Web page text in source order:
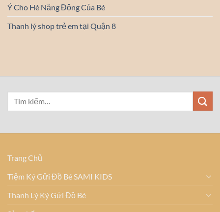
Ý Cho Hè Năng Động Của Bé
Thanh lý shop trẻ em tại Quận 8
Trang Chủ
Tiệm Ký Gửi Đồ Bé SAMI KIDS
Thanh Lý Ký Gửi Đồ Bé